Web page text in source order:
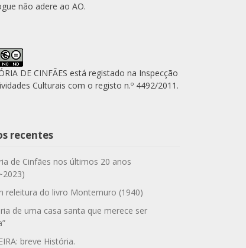
não adere ao AO.
DE CINFÃES está registado na Inspecção
Culturais com o registo n.º 4492/2011.
recentes
de Cinfães nos últimos 20 anos
releitura do livro Montemuro (1940)
de uma casa santa que merece ser
breve História.